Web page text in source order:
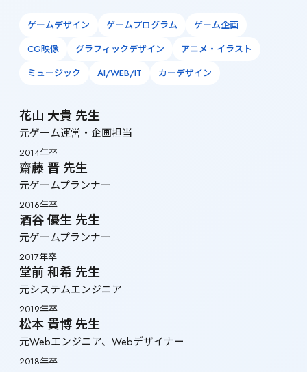
ゲームデザイン ゲームプログラム
ゲーム企画
CG映像
グラフィックデザイン
アニメ・イラスト
ミュージック
AI/WEB/IT カーデザイン
花山 大貴 先生
元ゲーム運営・企画担当
2014年卒
齋藤 晋 先生
元ゲームプランナー
2016年卒
酒谷 優生 先生
元ゲームプランナー
2017年卒
堂前 和希 先生
元システムエンジニア
2019年卒
松本 貴博 先生
元Webエンジニア、Webデザイナー
2018年卒